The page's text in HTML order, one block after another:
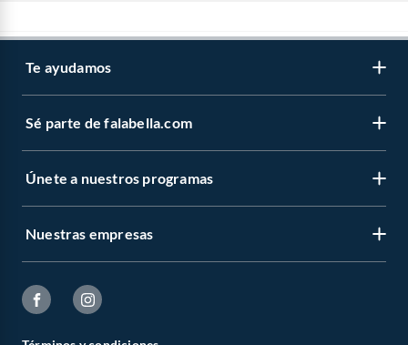
Te ayudamos
Sé parte de falabella.com
Únete a nuestros programas
Nuestras empresas